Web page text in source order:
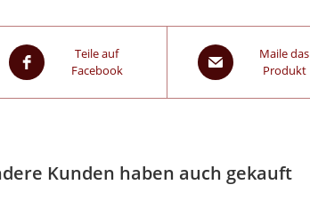
Teile auf
Facebook
Maile das
Produkt
Kunden haben auch gekauft